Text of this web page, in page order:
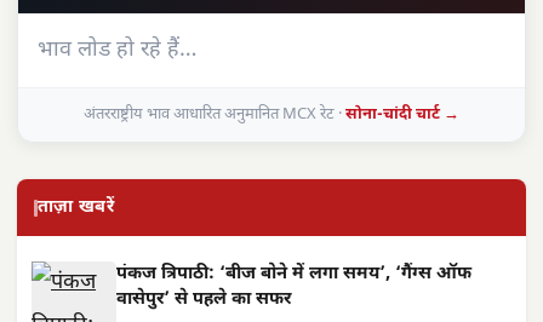
भाव लोड हो रहे हैं…
अंतरराष्ट्रीय भाव आधारित अनुमानित MCX रेट ·सोना-चांदी चार्ट →
ताज़ा खबरें
पंकज त्रिपाठी: ‘बीज बोने में लगा समय’, ‘गैंग्स ऑफ
वासेपुर’ से पहले का सफर